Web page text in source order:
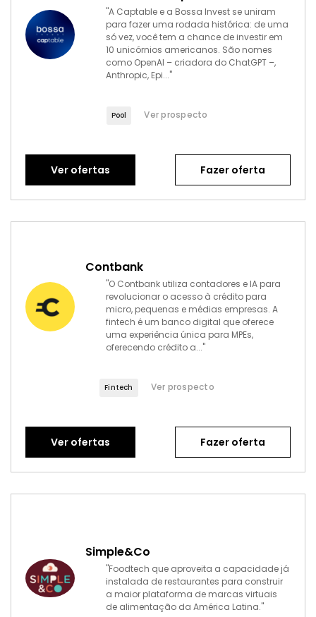
"A Captable e a Bossa Invest se uniram
para fazer uma rodada histórica: de uma
só vez, você tem a chance de investir em
10 unicórnios americanos. São nomes
como OpenAI – criadora do ChatGPT –,
Anthropic, Epi..."
Pool Ver prospecto
Ver ofertas Fazer oferta
Contbank
"O Contbank utiliza contadores e IA para
revolucionar o acesso à crédito para
micro, pequenas e médias empresas. A
fintech é um banco digital que oferece
uma experiência única para MPEs,
oferecendo crédito a..."
Fintech Ver prospecto
Ver ofertas Fazer oferta
Simple&Co
"Foodtech que aproveita a capacidade já
instalada de restaurantes para construir
a maior plataforma de marcas virtuais
de alimentação da América Latina."